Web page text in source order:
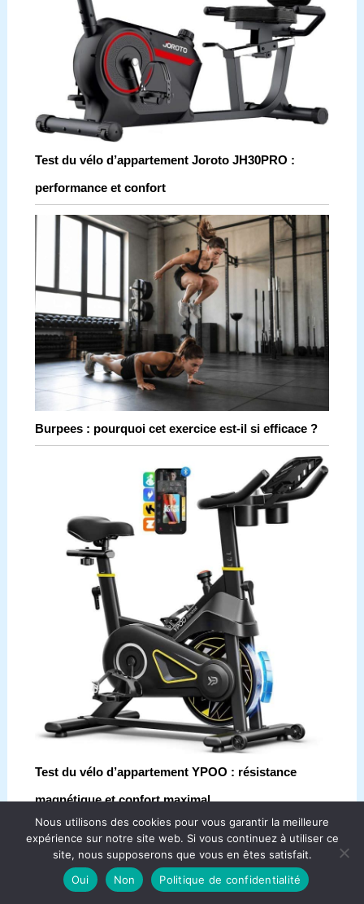
Test du vélo d’appartement Joroto JH30PRO :
performance et confort
Burpees : pourquoi cet exercice est-il si efficace ?
Test du vélo d’appartement YPOO : résistance
magnétique et confort maximal
Copyright © 2026 Aqua Bike France.
Nous utilisons des cookies pour vous garantir la meilleure
expérience sur notre site web. Si vous continuez à utiliser ce
site, nous supposerons que vous en êtes satisfait.
Oui
Non Politique de confidentialité